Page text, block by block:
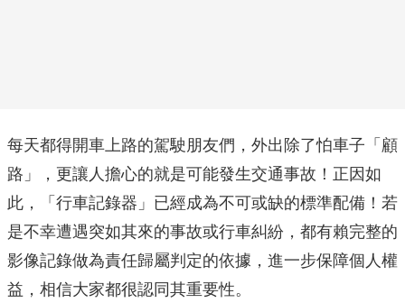
每天都得開車上路的駕駛朋友們，外出除了怕車子「顧
路」，更讓人擔心的就是可能發生交通事故！正因如
此，「行車記錄器」已經成為不可或缺的標準配備！若
是不幸遭遇突如其來的事故或行車糾紛，都有賴完整的
影像記錄做為責任歸屬判定的依據，進一步保障個人權
益，相信大家都很認同其重要性。